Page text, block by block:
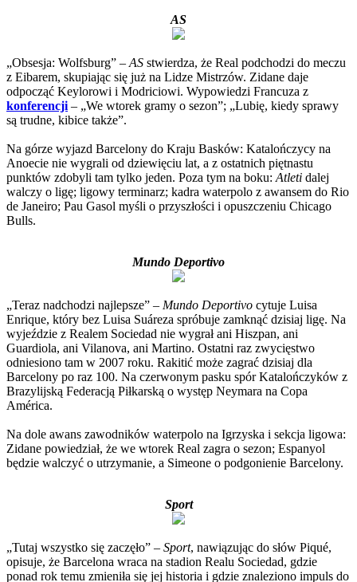
AS
„Obsesja: Wolfsburg” – AS stwierdza, że Real podchodzi do meczu
z Eibarem, skupiając się już na Lidze Mistrzów. Zidane daje
odpocząć Keylorowi i Modriciowi. Wypowiedzi Francuza z
konferencji – „We wtorek gramy o sezon”; „Lubię, kiedy sprawy
są trudne, kibice także”.
Na górze wyjazd Barcelony do Kraju Basków: Katalończycy na
Anoecie nie wygrali od dziewięciu lat, a z ostatnich piętnastu
punktów zdobyli tam tylko jeden. Poza tym na boku: Atleti dalej
walczy o ligę; ligowy terminarz; kadra waterpolo z awansem do Rio
de Janeiro; Pau Gasol myśli o przyszłości i opuszczeniu Chicago
Bulls.
Mundo Deportivo
„Teraz nadchodzi najlepsze” – Mundo Deportivo cytuje Luisa
Enrique, który bez Luisa Suáreza spróbuje zamknąć dzisiaj ligę. Na
wyjeździe z Realem Sociedad nie wygrał ani Hiszpan, ani
Guardiola, ani Vilanova, ani Martino. Ostatni raz zwycięstwo
odniesiono tam w 2007 roku. Rakitić może zagrać dzisiaj dla
Barcelony po raz 100. Na czerwonym pasku spór Katalończyków z
Brazylijską Federacją Piłkarską o występ Neymara na Copa
América.
Na dole awans zawodników waterpolo na Igrzyska i sekcja ligowa:
Zidane powiedział, że we wtorek Real zagra o sezon; Espanyol
będzie walczyć o utrzymanie, a Simeone o podgonienie Barcelony.
Sport
„Tutaj wszystko się zaczęło” – Sport, nawiązując do słów Piqué,
opisuje, że Barcelona wraca na stadion Realu Sociedad, gdzie
ponad rok temu zmieniła się jej historia i gdzie znaleziono impuls do